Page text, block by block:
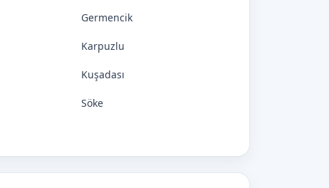
Germencik
Karpuzlu
Kuşadası
Söke